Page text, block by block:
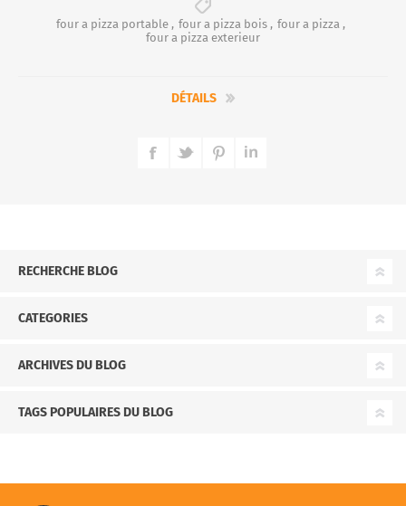
four a pizza portable , four a pizza bois , four a pizza ,
four a pizza exterieur
DÉTAILS
RECHERCHE BLOG
CATEGORIES
ARCHIVES DU BLOG
TAGS POPULAIRES DU BLOG